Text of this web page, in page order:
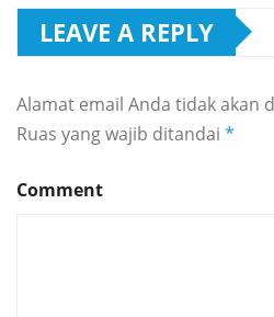
LEAVE A REPLY
Alamat email Anda tidak akan
Ruas yang wajib ditandai *
Comment